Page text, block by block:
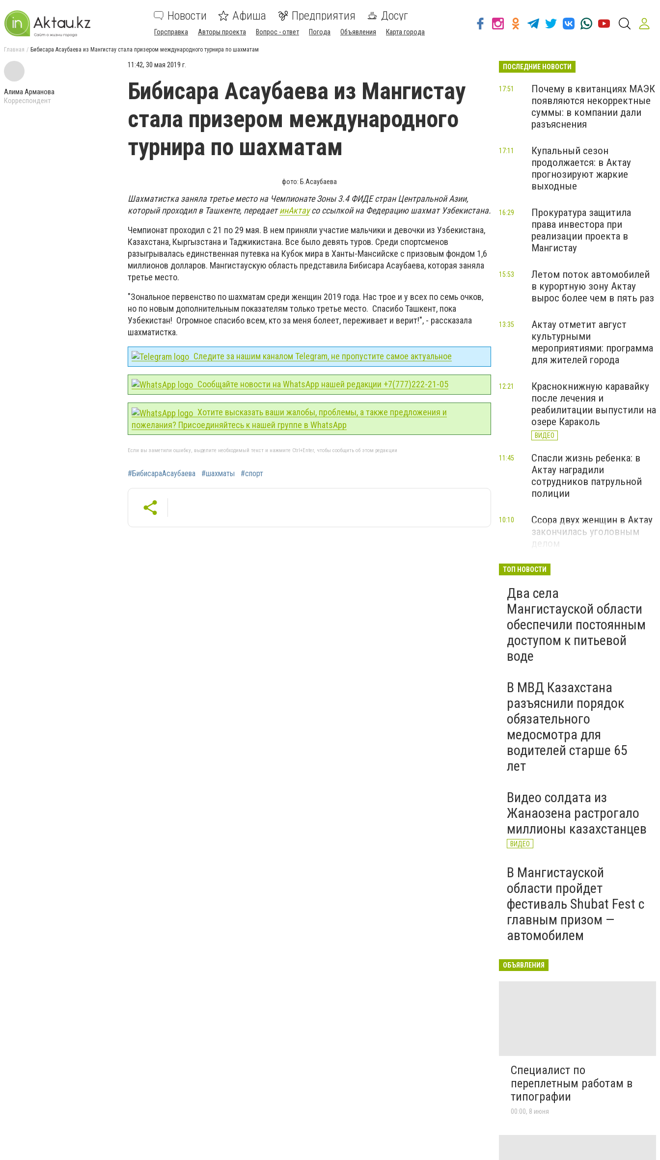
Новости Афиша Предприятия Досуг
Горсправка Авторы проекта Вопрос - ответ Погода Объявления Карта города
Главная Бибисара Асаубаева из Мангистау стала призером международного турнира по шахматам
Алима Арманова
Корреспондент
11:42, 30 мая 2019 г.
Бибисара Асаубаева из Мангистау
стала призером международного
турнира по шахматам
фото: Б.Асаубаева
Шахматистка заняла третье место на Чемпионате Зоны 3.4 ФИДЕ стран Центральной Азии,
который проходил в Ташкенте, передаетинАктаусо ссылкой на Федерацию шахмат Узбекистана.
Чемпионат проходил с 21 по 29 мая. В нем приняли участие мальчики и девочки из Узбекистана,
Казахстана, Кыргызстана и Таджикистана. Все было девять туров. Среди спортсменов
разыгрывалась единственная путевка на Кубок мира в Ханты-Мансийске с призовым фондом 1,6
миллионов долларов. Мангистаускую область представила Бибисара Асаубаева, которая заняла
третье место.
"Зональное первенство по шахматам среди женщин 2019 года. Нас трое и у всех по семь очков,
но по новым дополнительным показателям только третье место. Спасибо Ташкент, пока
Узбекистан! Огромное спасибо всем, кто за меня болеет, переживает и верит!", - рассказала
шахматистка.
Следите за нашим каналом Telegram, не пропустите самое актуальное
Сообщайте новости на WhatsApp нашей редакции +7(777)222-21-05
Хотите высказать ваши жалобы, проблемы, а также предложения и
пожелания? Присоединяйтесь к нашей группе в WhatsApp
Если вы заметили ошибку, выделите необходимый текст и нажмите Ctrl+Enter, чтобы сообщить об этом редакции
#БибисараАсаубаева #шахматы #спорт
ПОСЛЕДНИЕ НОВОСТИ
Почему в квитанциях МАЭК
появляются некорректные
суммы: в компании дали
разъяснения
17:51
Купальный сезон
продолжается: в Актау
прогнозируют жаркие
выходные
17:11
Прокуратура защитила
права инвестора при
реализации проекта в
Мангистау
16:29
Летом поток автомобилей
в курортную зону Актау
вырос более чем в пять раз
15:53
Актау отметит август
культурными
мероприятиями: программа
для жителей города
13:35
Краснокнижную каравайку
после лечения и
реабилитации выпустили на
озере Караколь
ВИДЕО
12:21
Спасли жизнь ребенка: в
Актау наградили
сотрудников патрульной
полиции
11:45
Ссора двух женщин в Актау
закончилась уголовным
делом
10:10
ТОП НОВОСТИ
Два села
Мангистауской области
обеспечили постоянным
доступом к питьевой
воде
В МВД Казахстана
разъяснили порядок
обязательного
медосмотра для
водителей старше 65
лет
Видео солдата из
Жанаозена растрогало
миллионы казахстанцев
ВИДЕО
В Мангистауской
области пройдет
фестиваль Shubat Fest с
главным призом —
автомобилем
ОБЪЯВЛЕНИЯ
Специалист по
переплетным работам в
типографии
00:00, 8 июня